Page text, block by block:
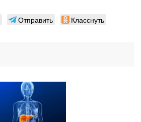
Отправить Класснуть